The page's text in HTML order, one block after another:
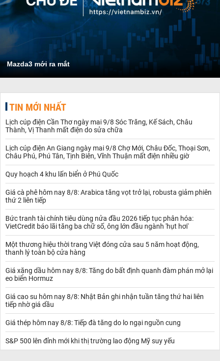
Mazda3 mới ra mắt
TIN MỚI NHẤT
Lịch cúp điện Cần Thơ ngày mai 9/8 Sóc Trăng, Kế Sách, Châu
Thành, Vị Thanh mất điện do sửa chữa
Lịch cúp điện An Giang ngày mai 9/8 Chợ Mới, Châu Đốc, Thoại Sơn,
Châu Phú, Phú Tân, Tịnh Biên, Vĩnh Thuận mất điện nhiều giờ
Quy hoạch 4 khu lấn biển ở Phú Quốc
Giá cà phê hôm nay 8/8: Arabica tăng vọt trở lại, robusta giảm phiên
thứ 2 liên tiếp
Bức tranh tài chính tiêu dùng nửa đầu 2026 tiếp tục phân hóa:
VietCredit báo lãi tăng ba chữ số, ông lớn đầu ngành 'hụt hơi'
Một thương hiệu thời trang Việt đóng cửa sau 5 năm hoạt động,
thanh lý toàn bộ cửa hàng
Giá xăng dầu hôm nay 8/8: Tăng do bất định quanh đàm phán mở lại
eo biển Hormuz
Giá cao su hôm nay 8/8: Nhật Bản ghi nhận tuần tăng thứ hai liên
tiếp nhờ giá dầu
Giá thép hôm nay 8/8: Tiếp đà tăng do lo ngại nguồn cung
S&P 500 lên đỉnh mới khi thị trường lao động Mỹ suy yếu